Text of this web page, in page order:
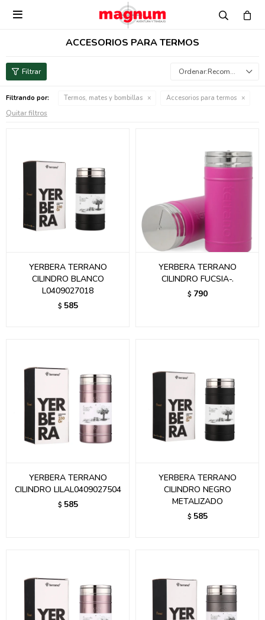

ACCESORIOS PARA TERMOS
Recomendados
Filtrando por: Termos, mates y bombillas Accesorios para termos
Quitar filtros
YERBERA TERRANO
CILINDRO BLANCO
L0409027018
$ 585
YERBERA TERRANO
CILINDRO FUCSIA-.
$ 790
YERBERA TERRANO
CILINDRO LILAL0409027504
$ 585
YERBERA TERRANO
CILINDRO NEGRO
METALIZADO
$ 585